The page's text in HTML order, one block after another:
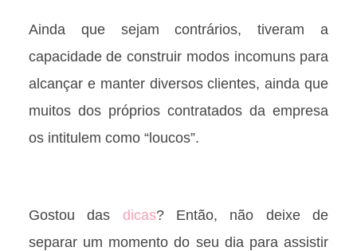
Ainda que sejam contrários, tiveram a
capacidade de construir modos incomuns para
alcançar e manter diversos clientes, ainda que
muitos dos próprios contratados da empresa
os intitulem como “loucos”.
Gostou das dicas? Então, não deixe de
separar um momento do seu dia para assistir